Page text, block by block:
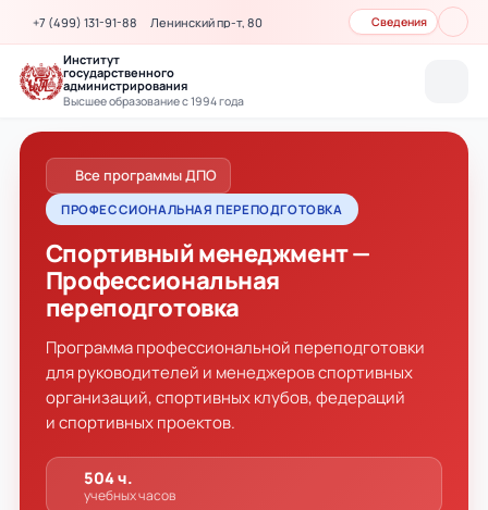
+7 (499) 131-91-88 Ленинский пр-т, 80 Сведения
Институт
государственного
администрирования
Высшее образование с 1994 года
Все программы ДПО
ПРОФЕССИОНАЛЬНАЯ ПЕРЕПОДГОТОВКА
Спортивный менеджмент —
Профессиональная
переподготовка
Программа профессиональной переподготовки
для руководителей и менеджеров спортивных
организаций, спортивных клубов, федераций
и спортивных проектов.
504 ч.
учебных часов